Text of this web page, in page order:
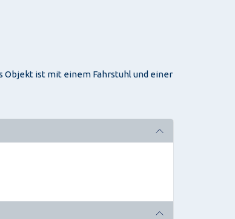
Objekt ist mit einem Fahrstuhl und einer